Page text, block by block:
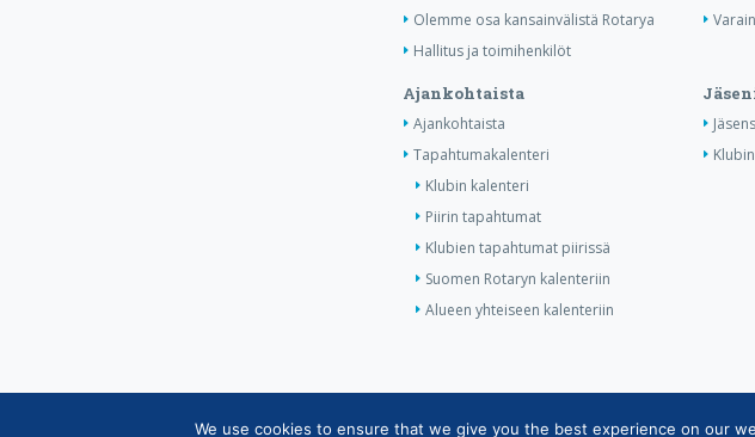
Olemme osa kansainvälistä Rotarya
Hallitus ja toimihenkilöt
Ajankohtaista
Ajankohtaista
Tapahtumakalenteri
Klubin kalenteri
Piirin tapahtumat
Klubien tapahtumat piirissä
Suomen Rotaryn kalenteriin
Alueen yhteiseen kalenteriin
Copyright © Suomen Rotarypalvelu ry 2026 |Jäsentietojärjestelmän
We use cookies to ensure that we give you the best experience on our